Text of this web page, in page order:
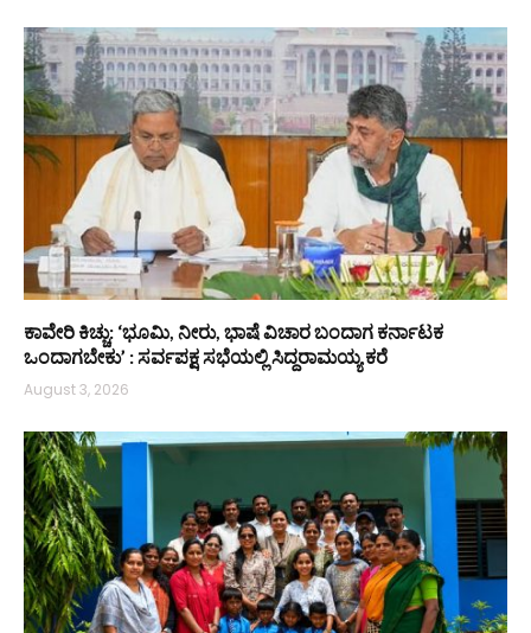
ಕಾವೇರಿ ಕಿಚ್ಚು: ‘ಭೂಮಿ, ನೀರು, ಭಾಷೆ ವಿಚಾರ ಬಂದಾಗ ಕರ್ನಾಟಕ
ಒಂದಾಗಬೇಕು’ : ಸರ್ವಪಕ್ಷ ಸಭೆಯಲ್ಲಿ ಸಿದ್ದರಾಮಯ್ಯ ಕರೆ
August 3, 2026